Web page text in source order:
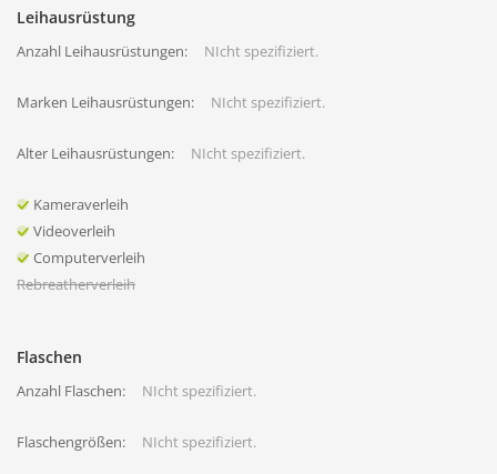
Leihausrüstung
Anzahl Leihausrüstungen: NIcht spezifiziert.
Marken Leihausrüstungen: NIcht spezifiziert.
Alter Leihausrüstungen: NIcht spezifiziert.
Kameraverleih
Videoverleih
Computerverleih
Rebreatherverleih
Flaschen
Anzahl Flaschen: NIcht spezifiziert.
Flaschengrößen: NIcht spezifiziert.